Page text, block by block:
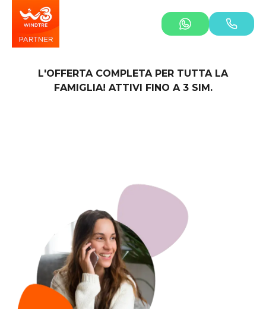
L'OFFERTA COMPLETA PER TUTTA LA
FAMIGLIA! ATTIVI FINO A 3 SIM.